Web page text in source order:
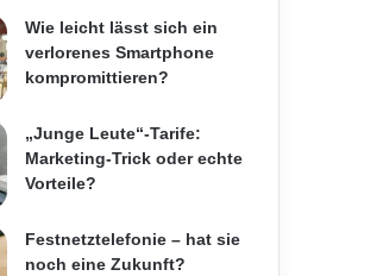
Wie leicht lässt sich ein
verlorenes Smartphone
kompromittieren?
„Junge Leute“-Tarife:
Marketing-Trick oder echte
Vorteile?
Festnetztelefonie – hat sie
noch eine Zukunft?